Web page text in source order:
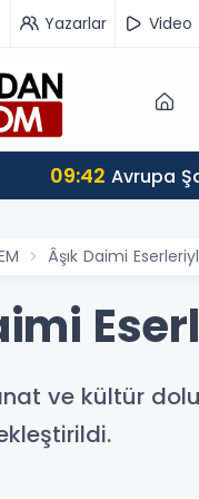
Yazarlar Video
09:42 Avrupa
Âşık Daimi
ve kültür